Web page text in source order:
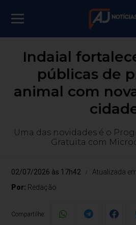
Indaial
públicas de
animal com
Uma das novidades é o
Gratuita com
02/07/2026 às 17h42
Atualizada
Por: Redação
Compartilhe: